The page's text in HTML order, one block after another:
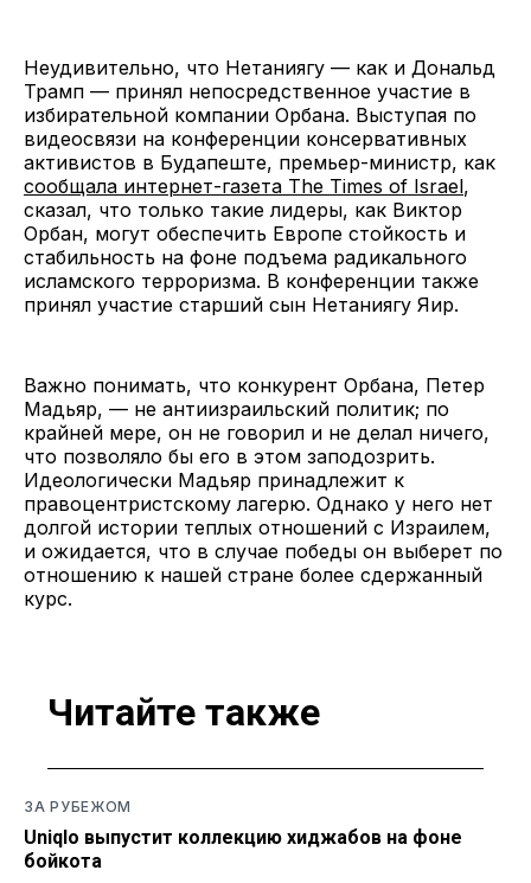
Неудивительно, что Нетаниягу — как и Дональд
Трамп — принял непосредственное участие в
избирательной компании Орбана. Выступая по
видеосвязи на конференции консервативных
активистов в Будапеште, премьер-министр, как
сообщала интернет-газета The Times of Israel,
сказал, что только такие лидеры, как Виктор
Орбан, могут обеспечить Европе стойкость и
стабильность на фоне подъема радикального
исламского терроризма. В конференции также
принял участие старший сын Нетаниягу Яир.
Важно понимать, что конкурент Орбана, Петер
Мадьяр, — не антиизраильский политик; по
крайней мере, он не говорил и не делал ничего,
что позволяло бы его в этом заподозрить.
Идеологически Мадьяр принадлежит к
правоцентристскому лагерю. Однако у него нет
долгой истории теплых отношений с Израилем,
и ожидается, что в случае победы он выберет по
отношению к нашей стране более сдержанный
курс.
Читайте также
ЗА РУБЕЖОМ
Uniqlo выпустит коллекцию хиджабов на фоне
бойкота